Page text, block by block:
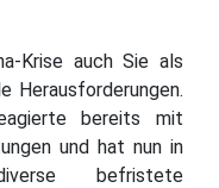
Krise auch Sie als
Herausforderungen.
bereits mit
und hat nun in
befristete